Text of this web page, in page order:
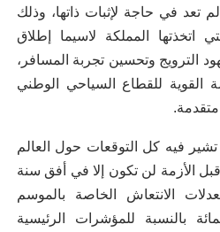
تعد في حاجة لإثبات ذاتها، وذلك
اتخذتها المملكة لاسيما إطلاق
الترويج وتحسين تجربة المسافر،
القوية للقطاع السياحي الوطني
فيه كل التوقعات حول العالم
الأزمة لن تكون إلا في أفق سنة
الانتعاش الخاصة بالموسم
80 في المائة بالنسبة للمؤشرات الرئيسية